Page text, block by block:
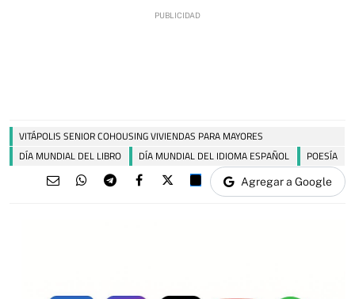
VITÁPOLIS SENIOR COHOUSING VIVIENDAS PARA MAYORES
DÍA MUNDIAL DEL LIBRO
DÍA MUNDIAL DEL IDIOMA ESPAÑOL POESÍA
Agregar a Google